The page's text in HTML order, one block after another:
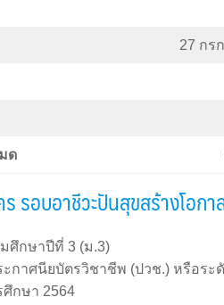
27 กร
ด
รอบอาชีวะปันสุขสร้างโอกา
ศึกษาปีที่ 3 (ม.3)
ะกาศนียบัตรวิชาชีพ (ปวช.) หรือร
กษา 2564